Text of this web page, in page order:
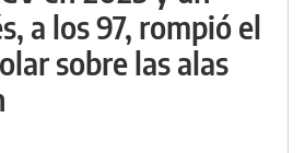
a los 97, rompió el
sobre las alas